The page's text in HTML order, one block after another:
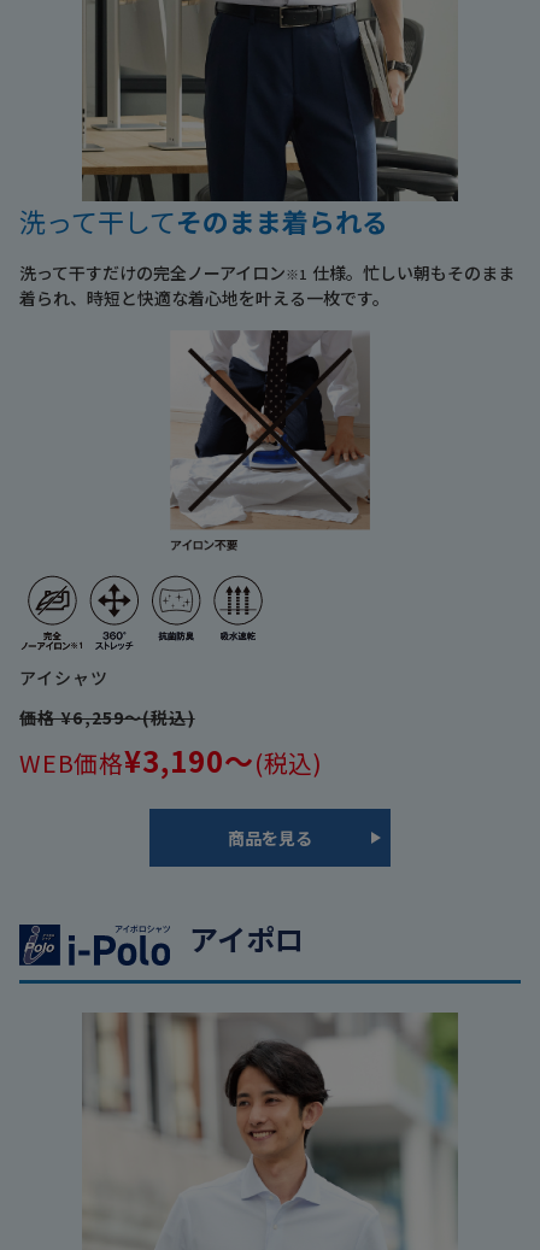
洗って干してそのまま着られる
洗って干すだけの完全ノーアイロン※1 仕様。忙しい朝もそのまま
着られ、時短と快適な着心地を叶える一枚です。
アイシャツ
価格 ¥6,259～(税込)
WEB価格¥3,190～(税込)
商品を見る
アイポロ